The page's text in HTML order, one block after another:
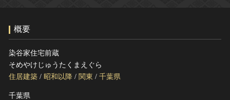
サイトのご意見はこちら
文化遺産データベース
概要
染谷家住宅前蔵
そめやけじゅうたくまえぐら
住居建築 / 昭和以降 / 関東 / 千葉県
千葉県